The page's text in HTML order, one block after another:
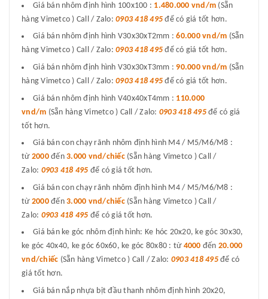
Giá bán nhôm định hình 100x100 : 1.480.000 vnd/m (Sẵn
hàng Vimetco ) Call / Zalo: 0903 418 495 để có giá tốt hơn.
Giá bán nhôm định hình V30x30xT2mm :60.000 vnd/m (Sẵn
hàng Vimetco ) Call / Zalo: 0903 418 495 để có giá tốt hơn.
Giá bán nhôm định hình V30x30xT3mm :90.000 vnd/m (Sẵn
hàng Vimetco ) Call / Zalo: 0903 418 495 để có giá tốt hơn.
Giá bán nhôm định hình V40x40xT4mm : 110.000
vnd/m (Sẵn hàng Vimetco ) Call / Zalo: 0903 418 495để có giá
tốt hơn.
Giá bán con chạy rãnh nhôm định hình M4 / M5/M6/M8 :
từ 2000đến 3.000 vnd/chiếc(Sẵn hàng Vimetco ) Call /
Zalo: 0903 418 495 để có giá tốt hơn.
Giá bán con chạy rãnh nhôm định hình M4 / M5/M6/M8 :
từ 2000đến 3.000 vnd/chiếc(Sẵn hàng Vimetco ) Call /
Zalo: 0903 418 495 để có giá tốt hơn.
Giá bán ke góc nhôm định hình: Ke hóc 20x20, ke góc 30x30,
ke góc 40x40, ke góc 60x60, ke góc 80x80 : từ 4000 đến 20.000
vnd/chiếc (Sẵn hàng Vimetco ) Call / Zalo: 0903 418 495để có
giá tốt hơn.
Giá bán nắp nhựa bịt đầu thanh nhôm định hình 20x20,